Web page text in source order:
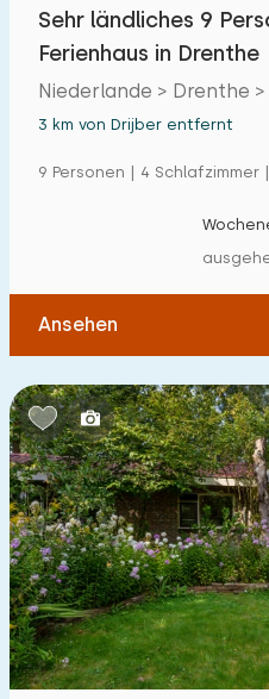
Sehr ländliches 9
Ferienhaus in Drenthe
Niederlande > Drenthe
3 km von Drijber entfernt
9 Personen | 4 Schlafzimmer
Ansehen